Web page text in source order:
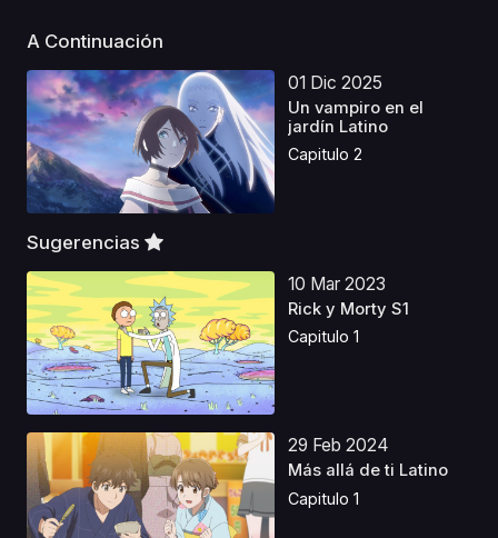
A Continuación
01 Dic 2025
Un vampiro en el
jardín Latino
Capitulo 2
Sugerencias
10 Mar 2023
Rick y Morty S1
Capitulo 1
29 Feb 2024
Más allá de ti Latino
Capitulo 1